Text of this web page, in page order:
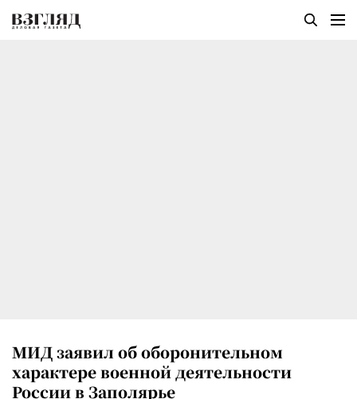
МИД заявил об оборонительном
характере военной деятельности
России в Заполярье